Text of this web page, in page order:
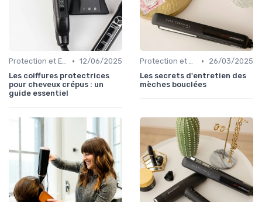
Protection et Entretien des Boucles • 12/06/2025
Les coiffures protectrices
pour cheveux crépus : un
guide essentiel
Protection et Entretien des Boucles •
26/03/2025
Les secrets d'entretien des
mèches bouclées